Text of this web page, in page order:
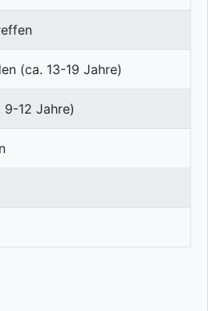
(ca. 13-19 Jahre)
12 Jahre)